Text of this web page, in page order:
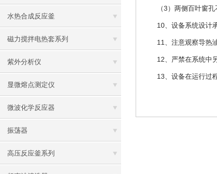
水热合成反应釜
磁力搅拌电热套系列
紫外分析仪
显微熔点测定仪
微波化学反应器
振荡器
高压反应釜系列
（3）两侧百叶窗孔
10、设备系统设计承
11、注意观察导热油
12、严禁在系统中
13、设备在运行过程